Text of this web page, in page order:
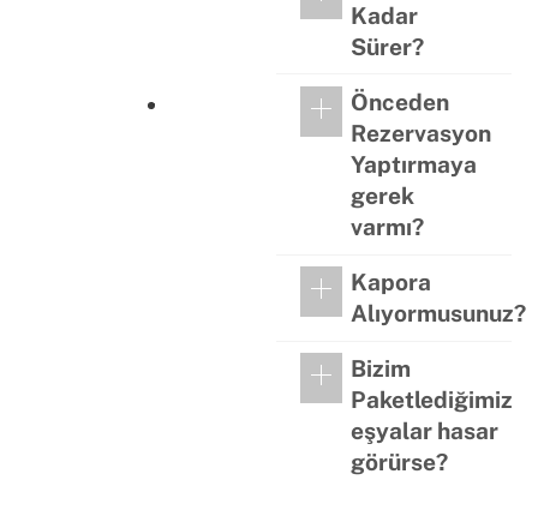
Kadar
Sürer?
Önceden
Rezervasyon
Yaptırmaya
gerek
varmı?
Kapora
Alıyormusunuz?
Bizim
Paketlediğimiz
eşyalar hasar
görürse?